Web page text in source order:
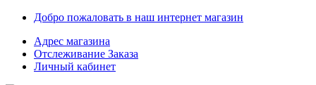
Skip
navigation
Skip
content
Добро пожаловать в наш интернет магазин
Адрес магазина
Отслеживание Заказа
Личный кабинет